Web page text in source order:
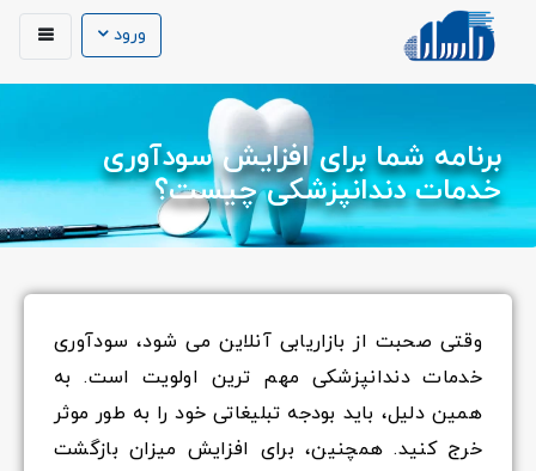
ورود
برنامه شما برای افزایش سودآوری
خدمات دندانپزشکی چیست؟
وقتی صحبت از بازاریابی آنلاین می شود، سودآوری
خدمات دندانپزشکی مهم ترین اولویت است. به
همین دلیل، باید بودجه تبلیغاتی خود را به طور موثر
خرج کنید. همچنین، برای افزایش میزان بازگشت